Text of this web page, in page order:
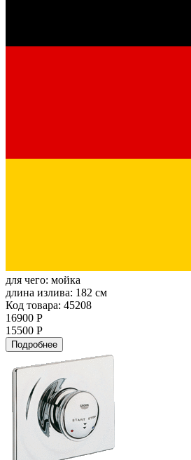
для чего: мойка
длина излива: 182 см
Код товара: 45208
16900 Р
15500 Р
Подробнее